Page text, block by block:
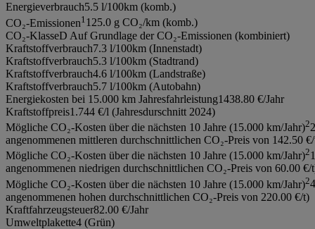
Energieverbrauch5.5 l/100km (komb.)
CO₂-Emissionen1 125.0 g CO₂/km (komb.)
CO₂-KlasseD Auf Grundlage der CO₂-Emissionen (kombiniert)
Kraftstoffverbrauch7.3 l/100km (Innenstadt)
Kraftstoffverbrauch5.3 l/100km (Stadtrand)
Kraftstoffverbrauch4.6 l/100km (Landstraße)
Kraftstoffverbrauch5.7 l/100km (Autobahn)
Energiekosten bei 15.000 km Jahresfahrleistung1438.80 €/Jahr
Kraftstoffpreis1.744 €/l (Jahresdurschnitt 2024)
Mögliche CO₂-Kosten über die nächsten 10 Jahre (15.000 km/Jahr)2
angenommenen mittleren durchschnittlichen CO₂-Preis von 142.50
Mögliche CO₂-Kosten über die nächsten 10 Jahre (15.000 km/Jahr)2
angenommenen niedrigen durchschnittlichen CO₂-Preis von 60.00 €/
Mögliche CO₂-Kosten über die nächsten 10 Jahre (15.000 km/Jahr)2
angenommenen hohen durchschnittlichen CO₂-Preis von 220.00 €/t)
Kraftfahrzeugsteuer82.00 €/Jahr
Umweltplakette4 (Grün)